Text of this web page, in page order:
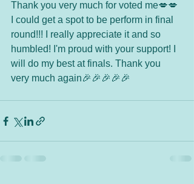
Thank you very much for voted me💋💋
I could get a spot to be perform in final
round!!! I really appreciate it and so
humbled! I'm proud with your support! I
will do my best at finals. Thank you
very much again🎉🎉🎉🎉🎉